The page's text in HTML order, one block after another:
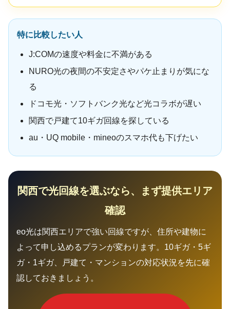
特に比較したい人
J:COMの速度や料金に不満がある
NURO光の夜間の不安定さやパケ止まりが気にな
る
ドコモ光・ソフトバンク光など光コラボが遅い
関西で戸建て10ギガ回線を探している
au・UQ mobile・mineoのスマホ代も下げたい
関西で光回線を選ぶなら、まず提供エリア
確認
eo光は関西エリアで強い回線ですが、住所や建物に
よって申し込めるプランが変わります。10ギガ・5ギ
ガ・1ギガ、戸建て・マンションの対応状況を先に確
認しておきましょう。